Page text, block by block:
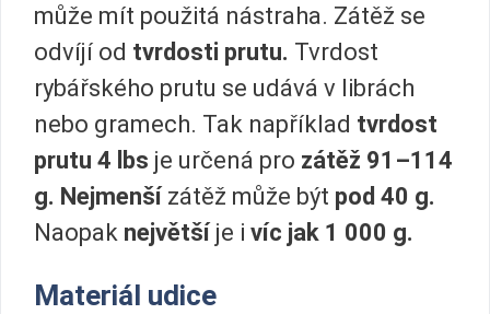
může mít použitá nástraha. Zátěž se
odvíjí od tvrdosti prutu. Tvrdost
rybářského prutu se udává v librách
nebo gramech. Tak například tvrdost
prutu 4 lbs je určená pro zátěž 91–114
g. Nejmenší zátěž může být pod 40 g.
Naopak největší je i víc jak 1 000 g.
Materiál udice